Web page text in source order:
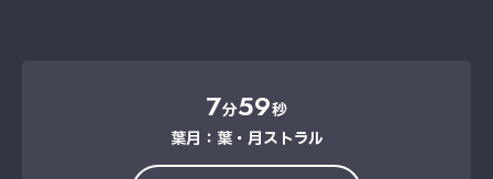
7分59秒
葉月：葉・月ストラル